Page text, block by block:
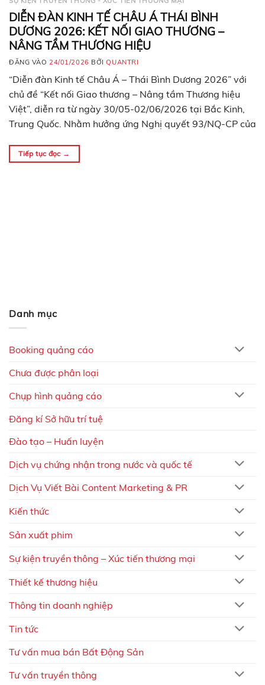
DIỄN ĐÀN KINH TẾ CHÂU Á THÁI BÌNH
DƯƠNG 2026: KẾT NỐI GIAO THƯƠNG –
NÂNG TẦM THƯƠNG HIỆU
ĐĂNG VÀO 24/01/2026 BỞIQUANTRI
“Diễn đàn Kinh tế Châu Á – Thái Bình Dương 2026” với
chủ đề “Kết nối Giao thương – Nâng tầm Thương hiệu
Việt”, diễn ra từ ngày 30/05-02/06/2026 tại Bắc Kinh,
Trung Quốc. Nhằm hưởng ứng Nghị quyết 93/NQ-CP của
và…
Tiếp tục đọc →
Danh mục
Booking quảng cáo
Chưa được phân loại
Chụp hình quảng cáo
Đăng kí Sở hữu trí tuệ
Đào tạo – Huấn luyện
Dịch vụ chứng nhận trong nước và quốc tế
Dịch Vụ Viết Bài Content Marketing & PR
Kiến thức
Sản xuất phim
Sự kiện truyền thông – Xúc tiến thương mại
Thiết kế thương hiệu
Thông tin doanh nghiệp
Tin tức
Tư vấn mua bán Bất Động Sản
Tư vấn truyền thông